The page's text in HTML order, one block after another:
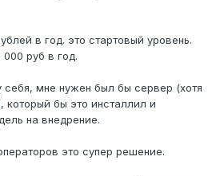
в год. это стартовый уровень.
руб в год.
себя, мне нужен был бы сервер (хотя
который бы это инсталлил и
на внедрение.
это супер решение.